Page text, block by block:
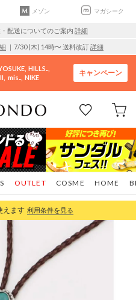
メゾン マガシーク
配送についてのご案内 詳細
｜7/30 (木) 14時〜 送料改訂詳細
HILLS..
mis.. NIKE
キャンペーン
COSME HOME
OUTLET
えます 利用条件を見る